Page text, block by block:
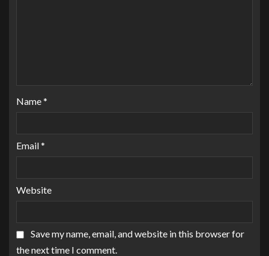
Name*
Email*
Website
Save my name, email, and website in this browser for
the next time I comment.